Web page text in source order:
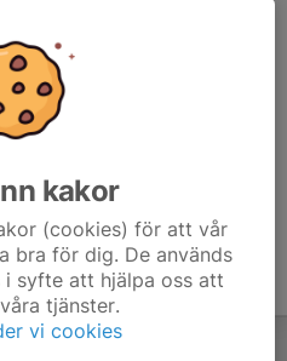
kakor
(cookies) för att vår
bra för dig. De används
syfte att hjälpa oss att
tjänster.
vi cookies